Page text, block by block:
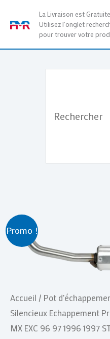
La Livraison est
Utilisez l'onglet
pour trouver votre
Promo !
Accueil / Pot
Silencieux Echappement
MX EXC 96 97 1996 1997
initial
était :
quantité
de
Pro
Circuit
304